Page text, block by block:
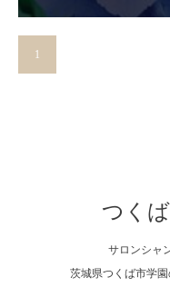
1
つく
サロンシャ
茨城県つくば市学園